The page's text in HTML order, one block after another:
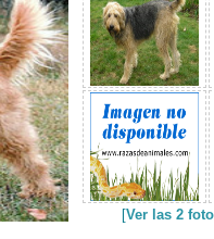
[Ver las 2